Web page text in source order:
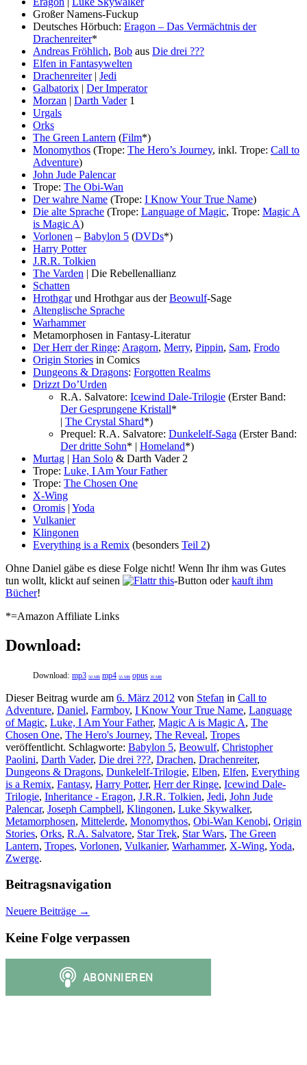
Großer Namens-Fuckup
Deutsches Hörbuch: Eragon – Das Vermächtnis der
Drachenreiter*
Andreas Fröhlich, Bob aus Die drei ???
Elfen in Fantasywelten
Drachenreiter| Jedi
Galbatorix | Der Imperator
Morzan | Darth Vader1
Urgals
Orks
The Green Lantern (Film*)
Monomythos (Trope: The Hero’s Journey, inkl. Trope: Call to
Adventure)
John Jude Palencar
Trope: The Obi-Wan
Der wahre Name (Trope: I Know Your True Name)
Die alte Sprache (Trope: Language of Magic, Trope: Magic A
is Magic A)
Vorlonen – Babylon 5 (DVDs*)
Harry Potter
J.R.R. Tolkien
The Varden | Die Rebellenallianz
Schatten
Hrothgarund Hrothgar aus derBeowulf-Sage
Altenglische Sprache
Warhammer
Metamorphosen in Fantasy-Literatur
Der Herr der Ringe: Aragorn, Merry, Pippin, Sam, Frodo
Origin Stories in Comics
Dungeons & Dragons: Forgotten Realms
Drizzt Do’Urden
R.A. Salvatore: Icewind Dale-Trilogie (Erster Band:
Der Gesprungene Kristall*
| The Crystal Shard*)
Prequel: R.A. Salvatore: Dunkelelf-Saga (Erster Band:
Der dritte Sohn* | Homeland*)
Murtag | Han Solo & Darth Vader 2
Trope: Luke, I Am Your Father
Trope: The Chosen One
X-Wing
Oromis | Yoda
Vulkanier
Klingonen
Everything is a Remix (besonders Teil 2)
Ohne Daniel gäbe es diese Folge nicht! Wenn Ihr ihm was Gutes
tun wollt, klickt auf seinen
-Button oderkauft ihm
Bücher!
*=Amazon Affiliate Links
Download:
Download: mp3 50 MB mp4 55 MB opus 39 MB
Dieser Beitrag wurde am 6. März 2012 von Stefan in Call to
Adventure, Daniel, Farmboy, I Know Your True Name, Language
of Magic, Luke, I Am Your Father, Magic A is Magic A, The
Chosen One, The Hero's Journey, The Reveal, Tropes
veröffentlicht. Schlagworte: Babylon 5, Beowulf, Christopher
Paolini, Darth Vader, Die drei ???, Drachen, Drachenreiter,
Dungeons & Dragons, Dunkelelf-Trilogie, Elben, Elfen, Everything
is a Remix, Fantasy, Harry Potter, Herr der Ringe, Icewind Dale-
Trilogie, Inheritance - Eragon, J.R.R. Tolkien, Jedi, John Jude
Palencar, Joseph Campbell, Klingonen, Luke Skywalker,
Metamorphosen, Mittelerde, Monomythos, Obi-Wan Kenobi, Origin
Stories, Orks, R.A. Salvatore, Star Trek, Star Wars, The Green
Lantern, Tropes, Vorlonen, Vulkanier, Warhammer, X-Wing, Yoda,
Zwerge.
Beitragsnavigation
Neuere Beiträge →
Keine Folge verpassen